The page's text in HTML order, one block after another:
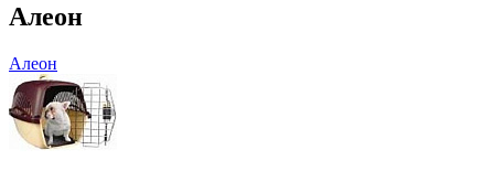
Алеон
Алеон